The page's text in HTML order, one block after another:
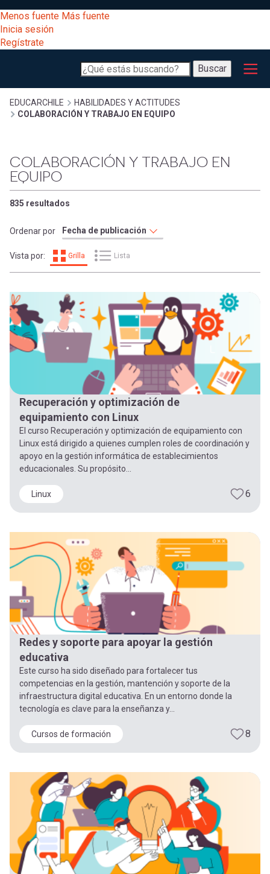
al
contenido
principal
[Educarchile
Escritorio]
entrar
a
mi
cuenta
Menos fuente Más fuente
Inicia sesión
Regístrate
Buscar
Buscar
Menú
principal
Desarrollo
Expand
Gestión
Comunidad
Expand
Exploración
Expand
[Educarchile
Mobile]
Menú
entrar
mi
cuenta
Inicia
Regístrate
Sobrescribir
enlaces
de
ayuda
a
la
navegación
EDUCARCHILE
HABILIDADES Y ACTITUDES
COLABORACIÓN Y TRABAJO EN EQUIPO
COLABORACIÓN Y TRABAJO EN
EQUIPO
835 resultados
Ordenar por
Vista por: Grilla Lista
Recuperación y optimización de
equipamiento con Linux
El curso Recuperación y optimización de equipamiento con
Linux está dirigido a quienes cumplen roles de coordinación y
apoyo en la gestión informática de establecimientos
educacionales. Su propósito...
Linux 6
Redes y soporte para apoyar la gestión
educativa
Este curso ha sido diseñado para fortalecer tus
competencias en la gestión, mantención y soporte de la
infraestructura digital educativa. En un entorno donde la
tecnología es clave para la enseñanza y...
Cursos de formación 8
registrarte.